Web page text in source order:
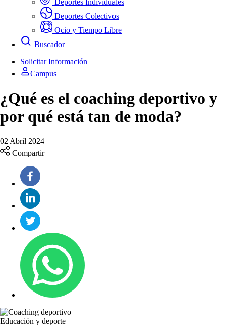
Deportes Individuales
Deportes Colectivos
Ocio y Tiempo Libre
Buscador
Solicitar Información
Campus
¿Qué es el coaching deportivo y
por qué está tan de moda?
02 Abril 2024
Compartir
Educación y deporte